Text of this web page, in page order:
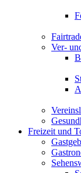
Ver-
Freizeit und